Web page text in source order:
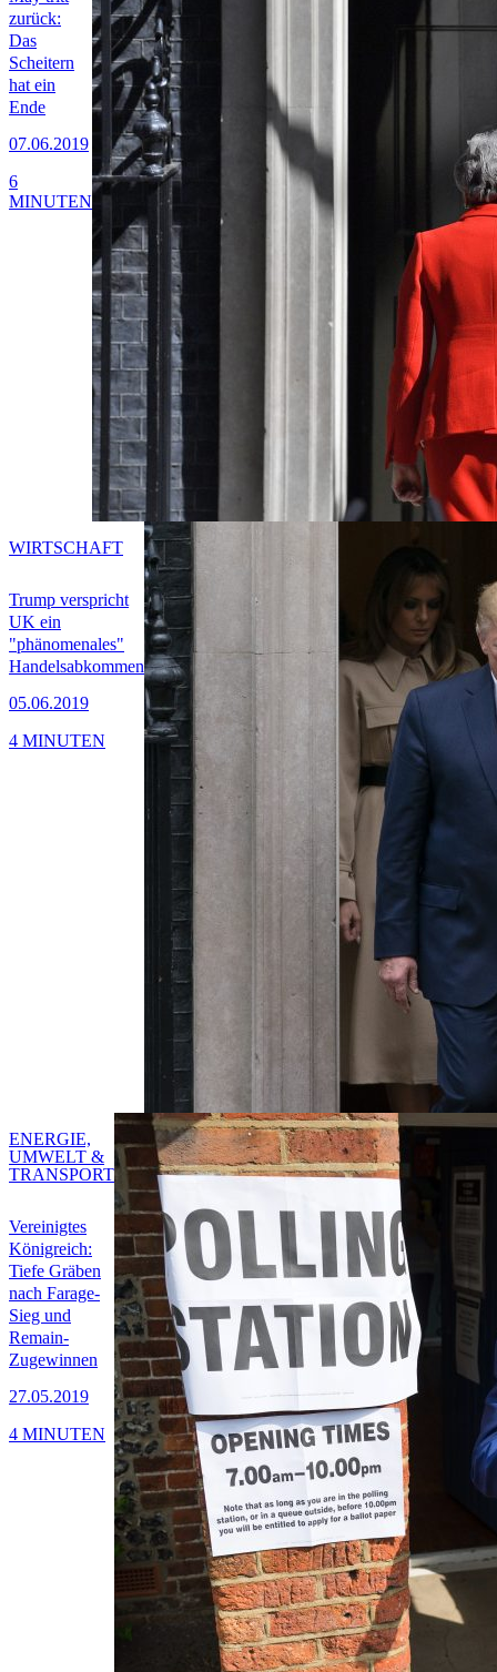
zurück:
Das
Scheitern
hat ein
Ende
07.06.2019
6
MINUTEN
Trump verspricht
UK ein
"phänomenales"
Handelsabkommen
05.06.2019
WIRTSCHAFT
4 MINUTEN
Vereinigtes
Königreich:
Tiefe Gräben
nach Farage-
Sieg und
Remain-
Zugewinnen
27.05.2019
ENERGIE,
UMWELT &
TRANSPORT
4 MINUTEN